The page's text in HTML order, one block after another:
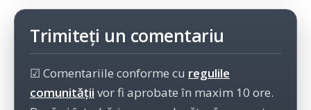
Trimiteți un comentariu
☑ Comentariile conforme cu regulile
comunității vor fi aprobate în maxim 10 ore.